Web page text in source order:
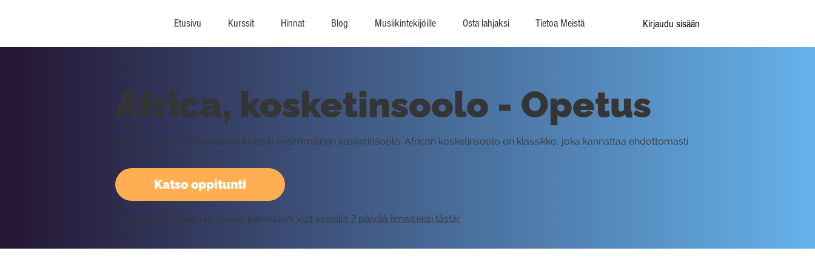
Etusivu Kurssit Hinnat Blog Musiikintekijöille Osta lahjaksi Tietoa Meistä Kirjaudu sisään
Katso oppitunti
Africa, kosketinsoolo - Opetus
Tällä oppitunnilla opetellaan kurssin ensimmäinen kosketinsoolo. African kosketinsoolo on klassikko, joka kannattaa ehdottomasti
ottaa haltuun.
Vaatii kirjautumisen Rockway palveluun. Voit kokeilla 7 päivää ilmaiseksi tästä!